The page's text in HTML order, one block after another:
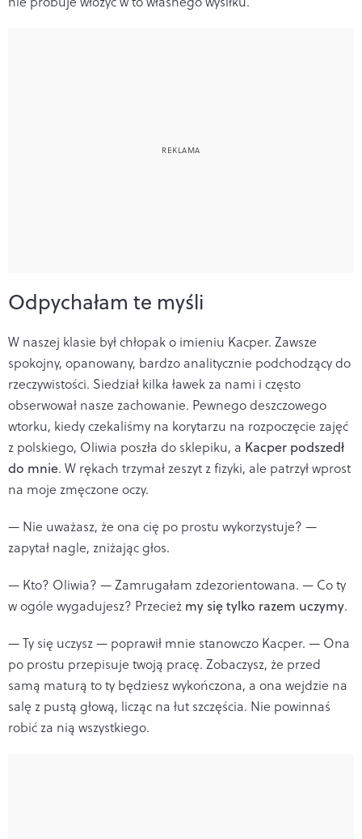
Odpychałam te myśli
W naszej klasie był chłopak o imieniu Kacper. Zawsze
spokojny, opanowany, bardzo analitycznie podchodzący do
rzeczywistości. Siedział kilka ławek za nami i często
obserwował nasze zachowanie. Pewnego deszczowego
wtorku, kiedy czekaliśmy na korytarzu na rozpoczęcie zajęć
z polskiego, Oliwia poszła do sklepiku, a Kacper podszedł
do mnie. W rękach trzymał zeszyt z fizyki, ale patrzył wprost
na moje zmęczone oczy.
— Nie uważasz, że ona cię po prostu wykorzystuje? —
zapytał nagle, zniżając głos.
— Kto? Oliwia? — Zamrugałam zdezorientowana. — Co ty
w ogóle wygadujesz? Przecież my się tylko razem uczymy.
— Ty się uczysz — poprawił mnie stanowczo Kacper. — Ona
po prostu przepisuje twoją pracę. Zobaczysz, że przed
samą maturą to ty będziesz wykończona, a ona wejdzie na
salę z pustą głową, licząc na łut szczęścia. Nie powinnaś
robić za nią wszystkiego.